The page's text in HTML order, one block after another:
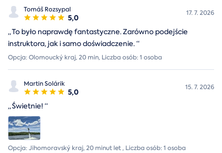
Tomáš Rozsypal
5,0 17. 7. 2026
„To było naprawdę fantastyczne. Zarówno podejście
instruktora, jak i samo doświadczenie.“
Opcja: Olomoucký kraj, 20 min, Liczba osób: 1 osoba
Martin Solárik
5,0 15. 7. 2026
„Świetnie! “
Opcja: Jihomoravský kraj, 20 minut let , Liczba osób: 1 osoba